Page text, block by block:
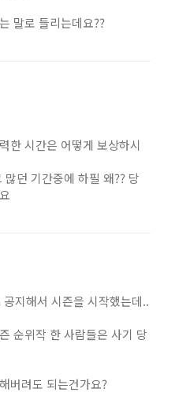
말로 들리는데요??
한 시간은 어떻게 보상하시
던 기간중에 하필 왜?? 당
지해서 시즌을 시작했는데..
순위작 한 사람들은 사기 당
버려도 되는건가요?